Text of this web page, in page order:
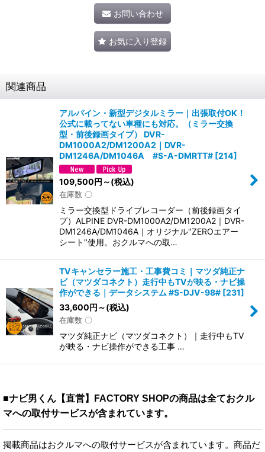
お問い合わせ
お気に入り登録
関連商品
アルパイン・新型デジタルミラー｜出張取付OK！
公式に載ってない車種にも対応。（ミラー交換
型・前後録画タイプ） DVR-
DM1000A2/DM1200A2｜DVR-
DM1246A/DM1046A #S-A-DMRTT# [214]
109,500円 ～(税込)
在庫数 〇
ミラー交換型ドライブレコーダー（前後録画タイ
プ）ALPINE DVR-DM1000A2/DM1200A2｜DVR-
DM1246A/DM1046A｜オリジナル"ZEROエアー
シート"使用。おクルマへの取…
TVキャンセラー施工・工事費コミ｜マツダ純正ナ
ビ（マツダコネクト）走行中もTVが映る・ナビ操
作ができる｜データシステム #S-DJV-98# [231]
33,600円 ～(税込)
在庫数 〇
マツダ純正ナビ（マツダコネクト）｜走行中もTV
が映る・ナビ操作ができる工事 …
■ナビ男くん【直営】FACTORY SHOPの商品は全ておクル
マへの取付サービスが含まれています。
掲載商品はおクルマへの取付サービスが含まれています。商品だ